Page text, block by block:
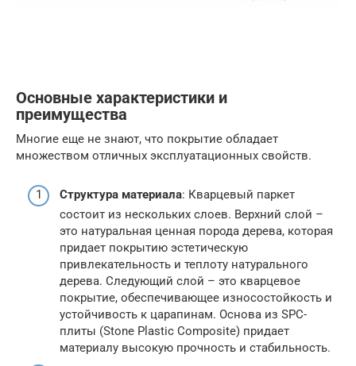
Основные характеристики и
преимущества
Многие еще не знают, что покрытие обладает
множеством отличных эксплуатационных свойств.
Структура материала: Кварцевый паркет
состоит из нескольких слоев. Верхний слой –
это натуральная ценная порода дерева, которая
придает покрытию эстетическую
привлекательность и теплоту натурального
дерева. Следующий слой – это кварцевое
покрытие, обеспечивающее износостойкость и
устойчивость к царапинам. Основа из SPC-
плиты (Stone Plastic Composite) придает
материалу высокую прочность и стабильность.